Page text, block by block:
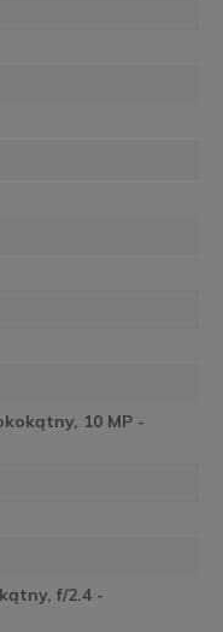
10 MP -
f/2.4 -